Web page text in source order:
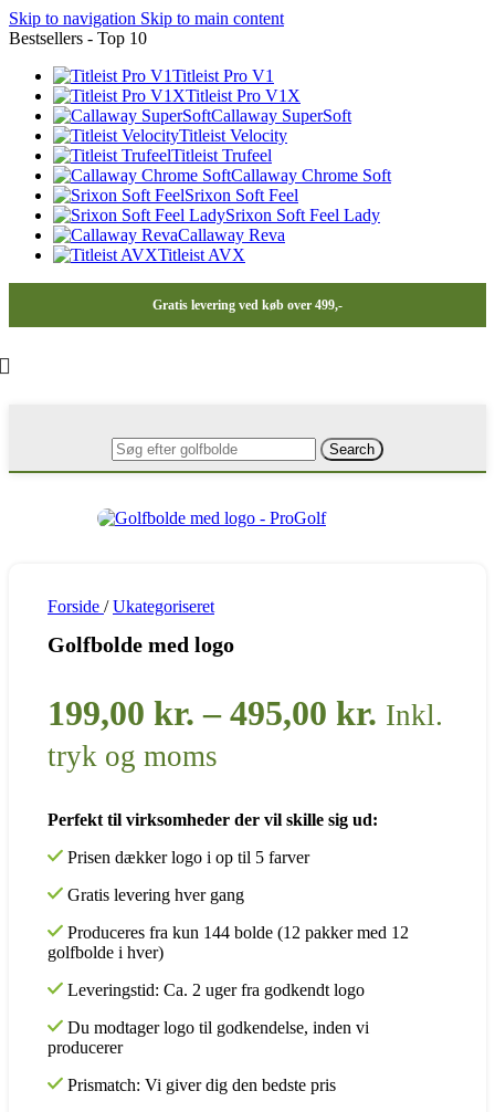
Skip to navigation Skip to main content
Bestsellers - Top 10
Titleist Pro V1
Titleist Pro V1X
Callaway SuperSoft
Titleist Velocity
Titleist Trufeel
Callaway Chrome Soft
Srixon Soft Feel
Srixon Soft Feel Lady
Callaway Reva
Titleist AVX
Gratis levering ved køb over 499,-
Search
Forside / Ukategoriseret
Golfbolde med logo
199,00 kr. – 495,00 kr.
495,00
Inkl.
tryk og moms
Perfekt til virksomheder der vil skille sig ud:
Prisen dækker logo i op til 5 farver
Gratis levering hver gang
Produceres fra kun 144 bolde (12 pakker med 12
golfbolde i hver)
Leveringstid: Ca. 2 uger fra godkendt logo
Du modtager logo til godkendelse, inden vi
producerer
Prismatch: Vi giver dig den bedste pris